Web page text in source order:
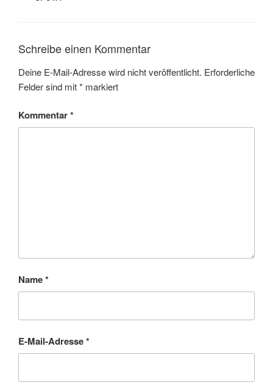
Schreibe einen Kommentar
Deine E-Mail-Adresse wird nicht veröffentlicht. Erforderliche
Felder sind mit* markiert
Kommentar*
Name*
E-Mail-Adresse*